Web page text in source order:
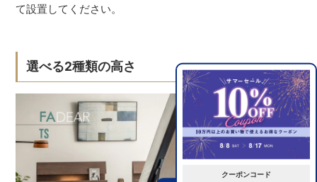
クーポンコード
て設置してください。
選べる2種類の高さ